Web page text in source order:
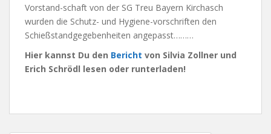
Vorstand-schaft von der SG Treu Bayern Kirchasch
wurden die Schutz- und Hygiene-vorschriften den
Schießstandgegebenheiten angepasst………
Hier kannst Du den Bericht von Silvia Zollner und
Erich Schrödl lesen oder runterladen!